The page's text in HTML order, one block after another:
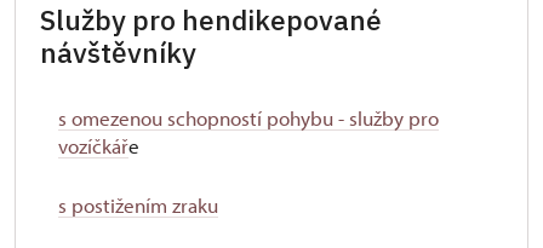
Služby pro hendikepované
návštěvníky
s omezenou schopností pohybu - služby pro
vozíčkáře
s postižením zraku